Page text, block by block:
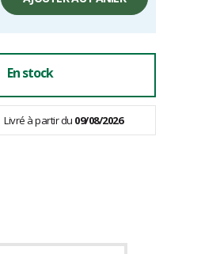
hors
frais
En stock
Livré à partir du 09/08/2026